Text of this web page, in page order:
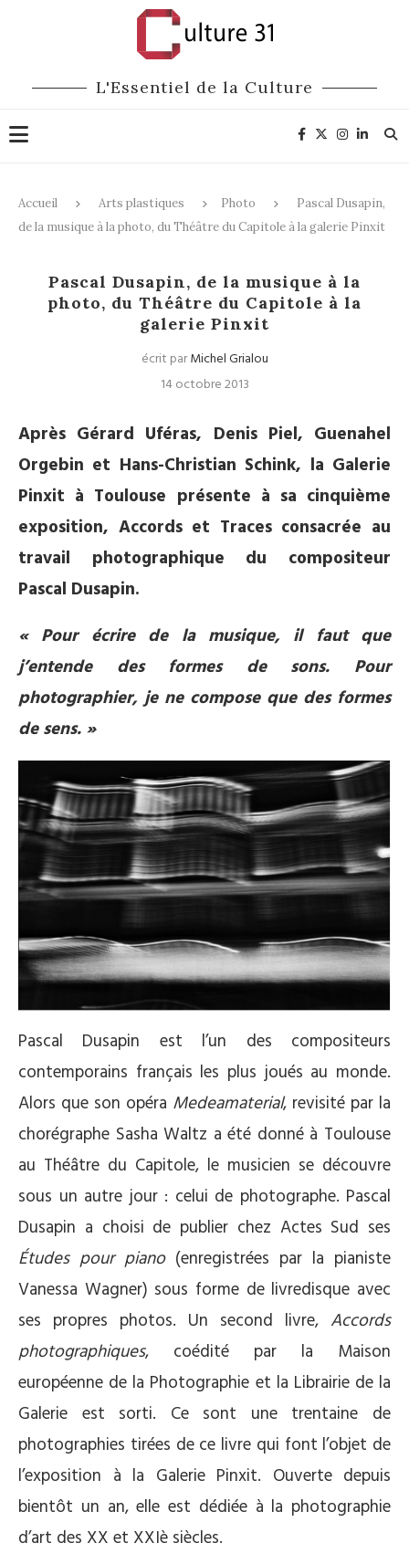
L'Essentiel de la Culture
Accueil Arts plastiques Photo
Pascal Dusapin,
de la musique à la photo, du Théâtre du Capitole à la galerie Pinxit
Pascal Dusapin, de la musique à la
photo, du Théâtre du Capitole à la
galerie Pinxit
écrit parMichel Grialou
14 octobre 2013
Après Gérard Uféras, Denis Piel, Guenahel
Orgebin et Hans-Christian Schink, la Galerie
Pinxit à Toulouse présente à sa cinquième
exposition, Accords et Traces consacrée au
travail photographique du compositeur
Pascal Dusapin.
« Pour écrire de la musique, il faut que
j’entende des formes de sons. Pour
photographier, je ne compose que des formes
de sens. »
Pascal Dusapin est l’un des compositeurs
contemporains français les plus joués au monde.
Alors que son opéra ­ Medeamaterial, revisité par la
chorégraphe Sasha Waltz a été donné à Toulouse
au Théâtre du Capitole, le musicien se découvre
sous un autre jour : celui de photographe. Pascal
Dusapin a choisi de publier chez Actes Sud ses
Études pour piano(enregistrées par la pianiste
Vanessa Wagner) sous forme de livre­disque avec
ses propres photos. Un second livre, Accords
photographiques, coédité par la Maison
européenne de la Photographie et la Librairie de la
Galerie est sorti. Ce sont une trentaine de
photographies tirées de ce livre qui font l’objet de
l’exposition à la Galerie Pinxit. Ouverte depuis
bientôt un an, elle est dédiée à la photographie
d’art des XX et XXIè siècles.